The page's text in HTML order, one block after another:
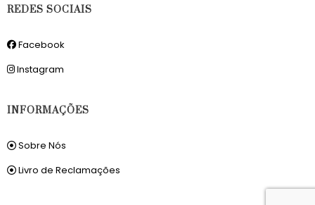
REDES SOCIAIS
Facebook
Instagram
INFORMAÇÕES
Sobre Nós
Livro de Reclamações